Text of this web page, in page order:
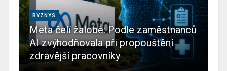
BYZNYS
Meta čelí žalobě: Podle zaměstnanců
AI zvýhodňovala při propouštění
zdravější pracovníky